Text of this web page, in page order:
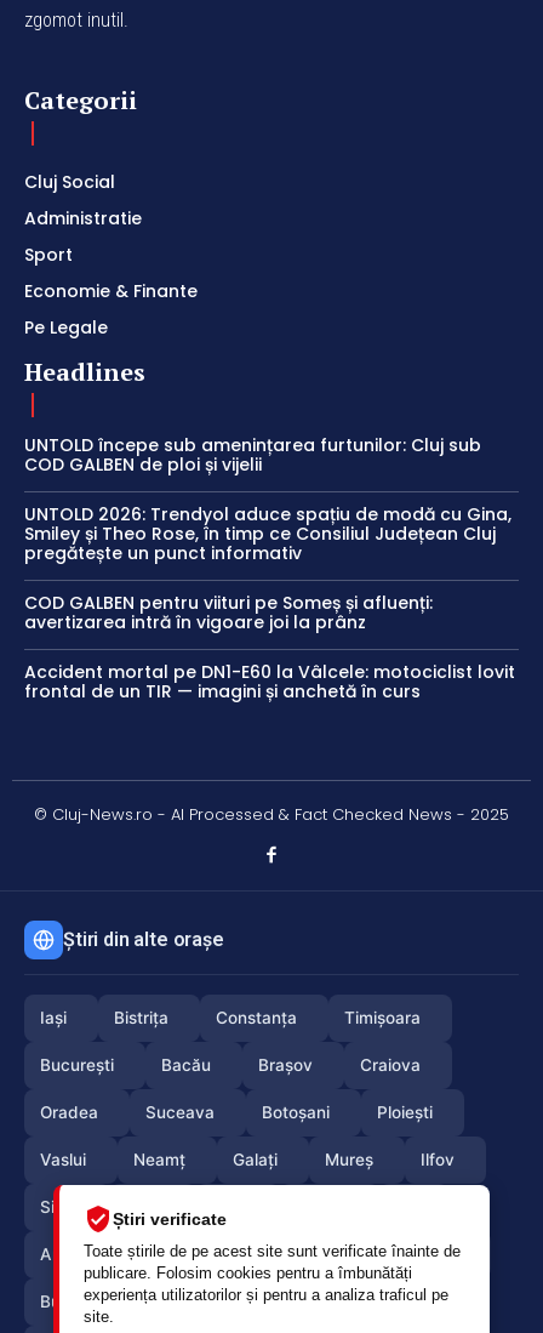
Știri verificate
Toate știrile de pe acest site sunt verificate înainte de
publicare. Folosim cookies pentru a îmbunătăți
experiența utilizatorilor și pentru a analiza traficul pe
site.
zgomot inutil.
Categorii
Cluj Social
Administratie
Sport
Economie & Finante
Pe Legale
Headlines
UNTOLD începe sub amenințarea furtunilor: Cluj sub
COD GALBEN de ploi și vijelii
UNTOLD 2026: Trendyol aduce spațiu de modă cu Gina,
Smiley și Theo Rose, în timp ce Consiliul Județean Cluj
pregătește un punct informativ
COD GALBEN pentru viituri pe Someș și afluenți:
avertizarea intră în vigoare joi la prânz
Accident mortal pe DN1-E60 la Vâlcele: motociclist lovit
frontal de un TIR — imagini și anchetă în curs
© Cluj-News.ro - AI Processed & Fact Checked News - 2025
Știri din alte orașe
Iași Bistrița Constanța Timișoara
București Bacău Brașov Craiova
Oradea Suceava Botoșani Ploiești
Vaslui Neamț Galați Mureș Ilfov
Sibiu
Arges Maramures Vrancea Satumare
Buzau Braila Calarasi Caras-Severin